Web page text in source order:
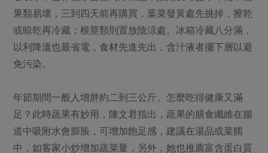
果類易壞，三到四天前再購買，葉菜發黃處先挑掉，擦乾
或晾乾再冷藏；根莖類則置放陰涼處。冰箱冷藏八分滿，
以利降溫也最省電，食材先進先出，含汁液者擺下層以避
免污染。
年節期間一般人增胖約二到三公斤。怎麼吃得健康又滿
足？此時蔬果有妙用，陳文君指出，蔬果的膳食纖維在腸
道中吸附水會膨脹，可增加飽足感，建議在湯品或菜餚
中，如客家小炒增加蔬菜量，另外，她也推薦富含蛋白質